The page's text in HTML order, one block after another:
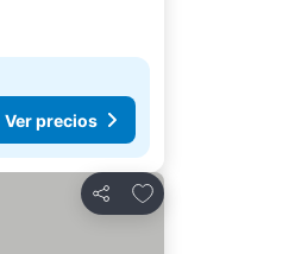
Ver precios
Compartir
Agregar a favoritos